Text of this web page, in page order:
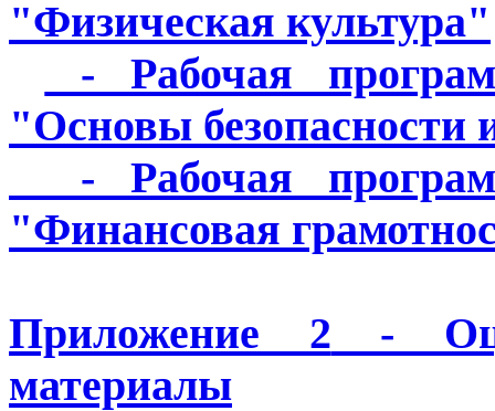
"Физическая культура"
- Рабочая
"Основы
- Рабочая
"Финансовая
Приложение 2 -
материалы